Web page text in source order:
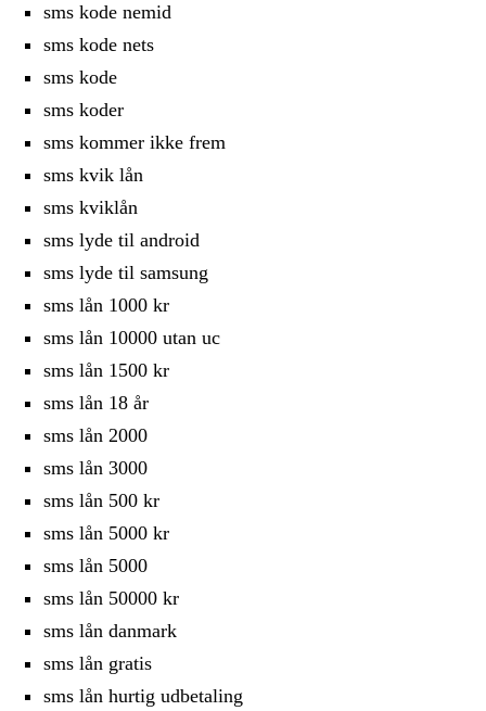
sms kode nemid
sms kode nets
sms kode
sms koder
sms kommer ikke frem
sms kvik lån
sms kviklån
sms lyde til android
sms lyde til samsung
sms lån 1000 kr
sms lån 10000 utan uc
sms lån 1500 kr
sms lån 18 år
sms lån 2000
sms lån 3000
sms lån 500 kr
sms lån 5000 kr
sms lån 5000
sms lån 50000 kr
sms lån danmark
sms lån gratis
sms lån hurtig udbetaling